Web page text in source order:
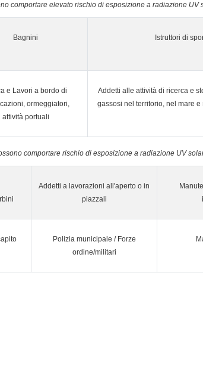
comportare elevato rischio di esposizione a radiazione UV
Bagnini Istruttori di
e Lavori a bordo di
ormeggiatori,
attività portuali
Addetti alle attività di ricerca e
gassosi nel territorio, nel mare
comportare rischio di esposizione a radiazione UV
Addetti a lavorazioni all'aperto o in
piazzali
Polizia municipale / Forze
ordine/militari